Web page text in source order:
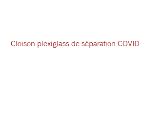
Cloison plexiglass de séparation COVID